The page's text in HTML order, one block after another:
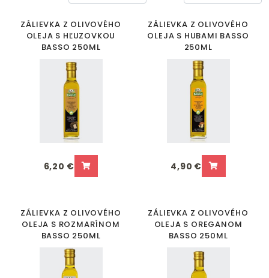
ZÁLIEVKA Z OLIVOVÉHO
OLEJA S HĽUZOVKOU
BASSO 250ML
6,20 €
ZÁLIEVKA Z OLIVOVÉHO
OLEJA S HUBAMI BASSO
250ML
4,90 €
ZÁLIEVKA Z OLIVOVÉHO
OLEJA S ROZMARÍNOM
BASSO 250ML
ZÁLIEVKA Z OLIVOVÉHO
OLEJA S OREGANOM
BASSO 250ML